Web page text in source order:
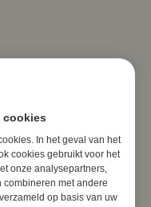
cookies
In het geval van het
cookies gebruikt voor het
onze analysepartners,
met andere
op basis van uw